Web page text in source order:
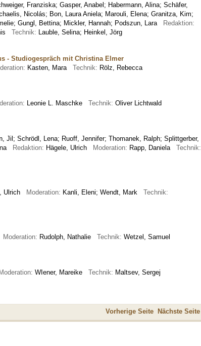
Franziska; Gasper, Anabel; Habermann, Alina; Schäfer,
Nicolás; Bon, Laura Aniela; Marouli, Elena; Granitza, Kim;
; Gungl, Bettina; Mickler, Hannah; Podszun, Lara
Redaktion:
Technik: Lauble, Selina; Heinkel, Jörg
- Studiogespräch mit Christina Elmer
Kasten, Mara Technik: Rölz, Rebecca
Leonie L. Maschke Technik: Oliver Lichtwald
Jil; Schrödl, Lena; Ruoff, Jennifer; Thomanek, Ralph; Splittgerber,
Redaktion: Hägele, Ulrich Moderation: Rapp, Daniela Technik:
Ulrich Moderation: Kanli, Eleni; Wendt, Mark Technik:
Moderation: Rudolph, Nathalie Technik: Wetzel, Samuel
WIener, Mareike Technik: Maltsev, Sergej
Vorherige Seite Nächste Seite